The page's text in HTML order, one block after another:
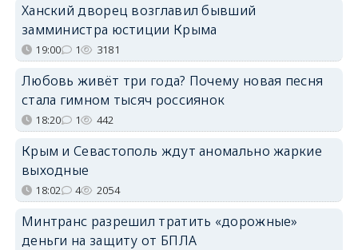
Ханский дворец возглавил бывший
замминистра юстиции Крыма
19:00 1 3181
Любовь живёт три года? Почему новая песня
стала гимном тысяч россиянок
18:20 1 442
Крым и Севастополь ждут аномально жаркие
выходные
18:02 4 2054
Минтранс разрешил тратить «дорожные»
деньги на защиту от БПЛА